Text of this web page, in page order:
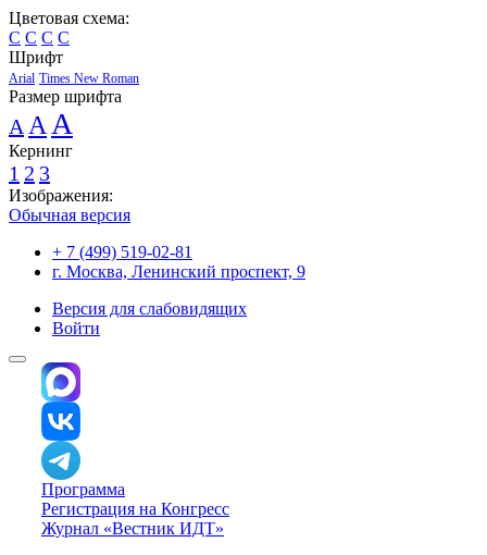
Цветовая схема:
C C C C
Шрифт
Arial Times New Roman
Размер шрифта
A A A
Кернинг
1 2 3
Изображения:
Обычная версия
+ 7 (499) 519-02-81
г. Москва, Ленинский проспект, 9
Версия для слабовидящих
Войти
Программа
Регистрация на Конгресс
Журнал «Вестник ИДТ»